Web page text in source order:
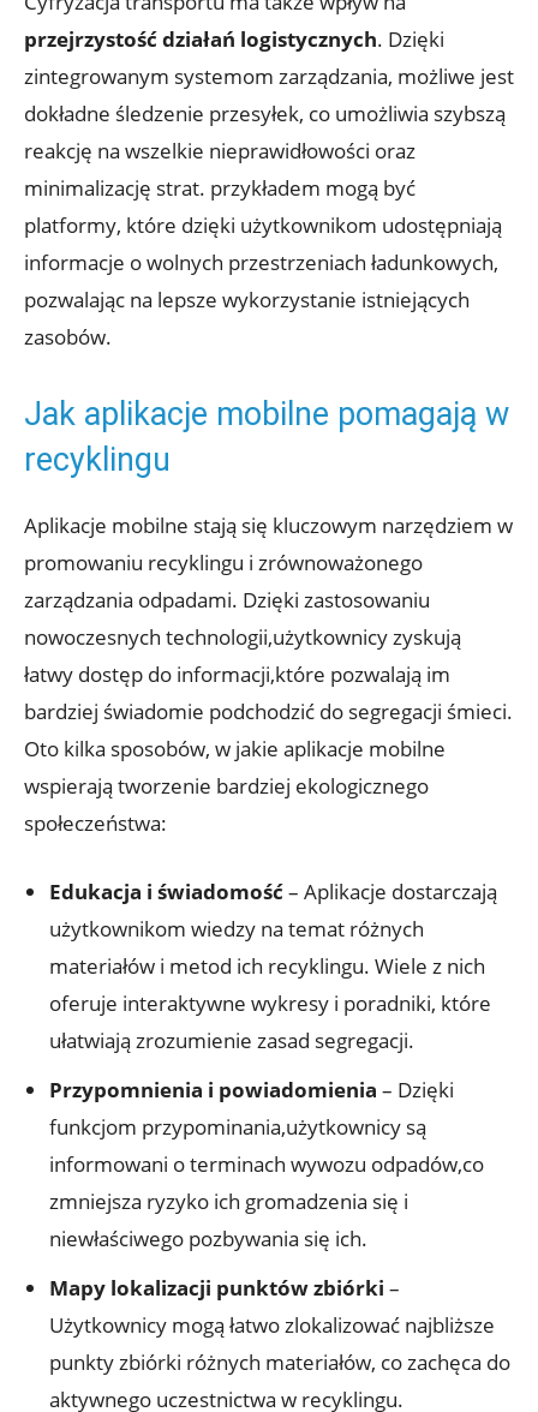
przejrzystość działań logistycznych. Dzięki
zintegrowanym systemom zarządzania, możliwe jest
dokładne śledzenie przesyłek, co umożliwia szybszą
reakcję na wszelkie nieprawidłowości oraz
minimalizację strat. przykładem mogą być
platformy, które dzięki użytkownikom udostępniają
informacje o wolnych przestrzeniach ładunkowych,
pozwalając na lepsze wykorzystanie istniejących
zasobów.
Jak aplikacje mobilne pomagają w
recyklingu
Aplikacje mobilne stają się kluczowym narzędziem w
promowaniu recyklingu i zrównoważonego
zarządzania odpadami. Dzięki zastosowaniu
nowoczesnych technologii,użytkownicy zyskują
łatwy dostęp do informacji,które pozwalają im
bardziej świadomie podchodzić do segregacji śmieci.
Oto kilka sposobów, w jakie aplikacje mobilne
wspierają tworzenie bardziej ekologicznego
społeczeństwa:
Edukacja i świadomość– Aplikacje dostarczają
użytkownikom wiedzy na temat różnych
materiałów i metod ich recyklingu. Wiele z nich
oferuje interaktywne wykresy i poradniki, które
ułatwiają zrozumienie zasad segregacji.
Przypomnienia i powiadomienia – Dzięki
funkcjom przypominania,użytkownicy są
informowani o terminach wywozu odpadów,co
zmniejsza ryzyko ich gromadzenia się i
niewłaściwego pozbywania się ich.
Mapy lokalizacji punktów zbiórki –
Użytkownicy mogą łatwo zlokalizować najbliższe
punkty zbiórki różnych materiałów, co zachęca do
aktywnego uczestnictwa w recyklingu.